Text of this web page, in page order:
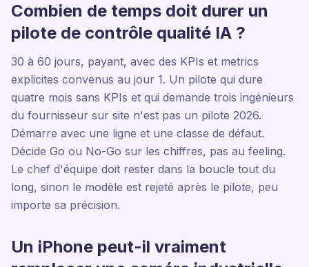
Combien de temps doit durer un
pilote de contrôle qualité IA ?
30 à 60 jours, payant, avec des KPIs et metrics
explicites convenus au jour 1. Un pilote qui dure
quatre mois sans KPIs et qui demande trois ingénieurs
du fournisseur sur site n'est pas un pilote 2026.
Démarre avec une ligne et une classe de défaut.
Décide Go ou No-Go sur les chiffres, pas au feeling.
Le chef d'équipe doit rester dans la boucle tout du
long, sinon le modèle est rejeté après le pilote, peu
importe sa précision.
Un iPhone peut-il vraiment